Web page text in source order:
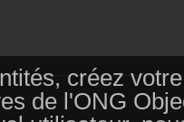
créez
de l'ONG